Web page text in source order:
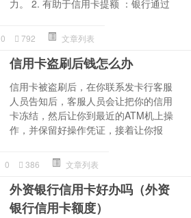
力。 2. 有助于信用卡提额 ：银行通过
0 792 文章列表
信用卡盗刷后钱怎么办
信用卡被盗刷后，在你联系发卡行客服
人员告知后，客服人员会让把你的信用
卡冻结，然后让你到最近的ATM机上操
作，并保留好操作凭证，接着让你报
0 386 文章列表
外资银行信用卡好办吗（外资
银行信用卡额度）